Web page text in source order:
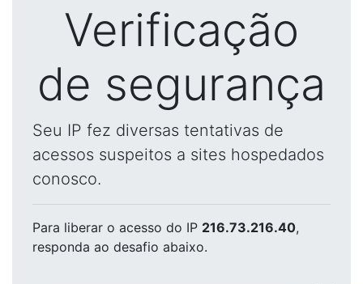
Verificação
de segurança
Seu IP fez diversas tentativas de
acessos suspeitos a sites hospedados
conosco.
Para liberar o acesso do IP 216.73.216.40,
responda ao desafio abaixo.